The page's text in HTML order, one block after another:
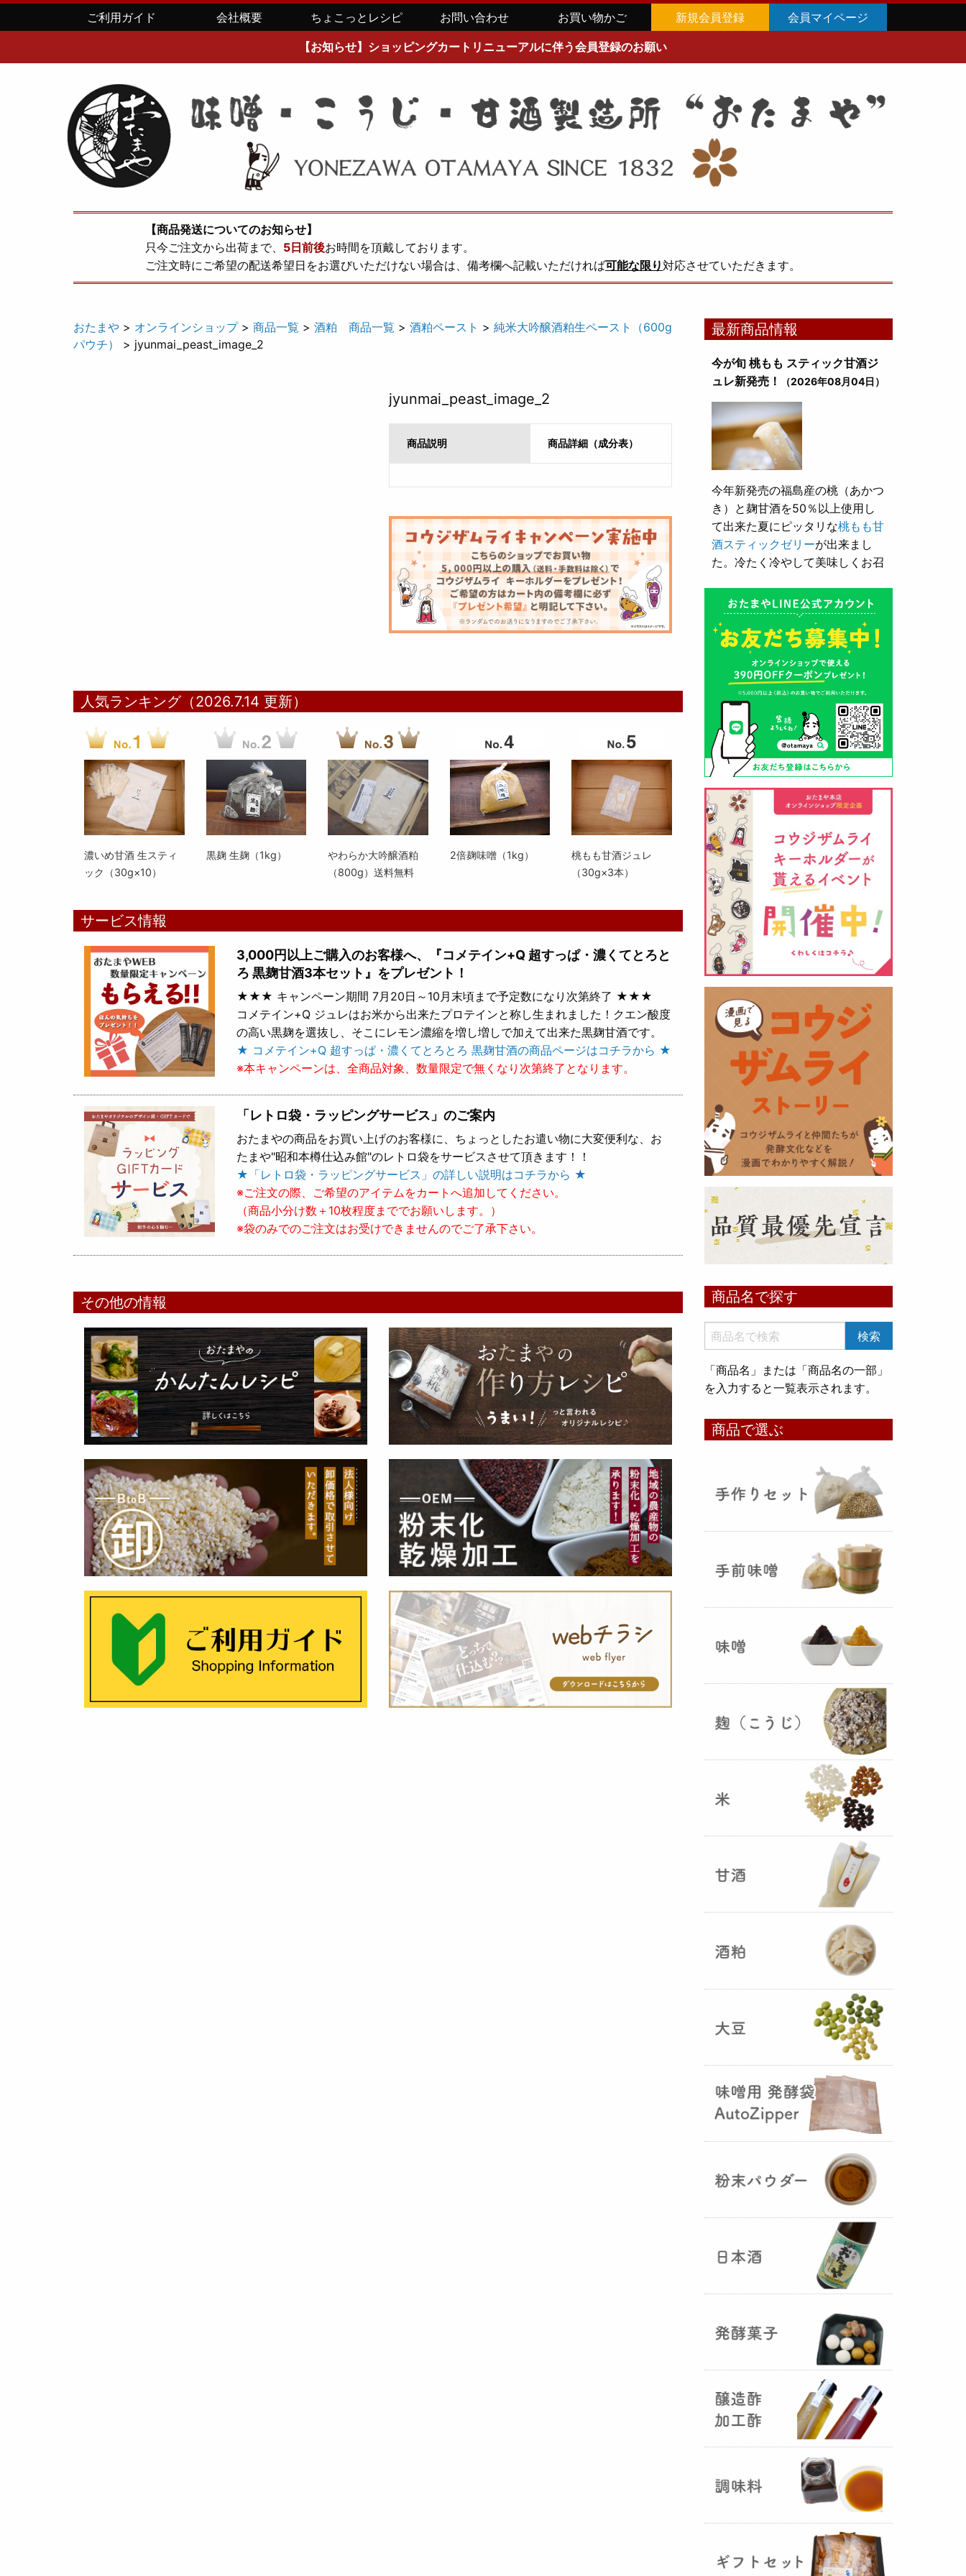
ご利用ガイド 会社概要 ちょこっとレシピ お問い合わせ お買い物かご 新規会員登録 会員マイページ
【お知らせ】ショッピングカートリニューアルに伴う会員登録のお願い
【商品発送についてのお知らせ】
只今ご注文から出荷まで、 5日前後お時間を頂戴しております。
ご注文時にご希望の配送希望日をお選びいただけない場合は、備考欄へ記載いただければ可能な限り対応させていただきます。
おたまや > オンラインショップ> 商品一覧 > 酒粕 商品一覧 > 酒粕ペースト > 純米大吟醸酒粕生ペースト（600g
パウチ）
> jyunmai_peast_image_2
jyunmai_peast_image_2
商品説明 商品詳細（成分表）
人気ランキング（2026.7.14 更新）
濃いめ甘酒 生スティ
ック（30g×10）
黒麹 生麹（1kg）
やわらか大吟醸酒粕
（800g）送料無料
2倍麹味噌（1kg）
桃もも甘酒ジュレ
（30g×3本）
サービス情報
3,000円以上ご購入のお客様へ、『コメテイン+Q 超すっぱ・濃くてとろと
ろ 黒麹甘酒3本セット』をプレゼント！
★★★ キャンペーン期間 7月20日～10月末頃まで予定数になり次第終了 ★★★
コメテイン+Q ジュレはお米から出来たプロテインと称し生まれました！クエン酸度
の高い黒麹を選抜し、そこにレモン濃縮を増し増しで加えて出来た黒麹甘酒です。
★ コメテイン+Q 超すっぱ・濃くてとろとろ 黒麹甘酒の商品ページはコチラから ★
※本キャンペーンは、全商品対象、数量限定で無くなり次第終了となります。
「レトロ袋・ラッピングサービス」のご案内
おたまやの商品をお買い上げのお客様に、ちょっとしたお遣い物に大変便利な、お
たまや"昭和本樽仕込み館"のレトロ袋をサービスさせて頂きます！！
★「レトロ袋・ラッピングサービス」の詳しい説明はコチラから ★
※ご注文の際、ご希望のアイテムをカートへ追加してください。
（商品小分け数＋10枚程度まででお願いします。）
※袋のみでのご注文はお受けできませんのでご了承下さい。
その他の情報
最新商品情報
今が旬 桃もも スティック甘酒ジ
ュレ新発売！
（2026年08月04日）
今年新発売の福島産の桃（あかつ
き）と麹甘酒を50％以上使用し
て出来た夏にピッタリな桃もも甘
酒スティックゼリーが出来まし
た。冷たく冷やして美味しくお召
とろり漬け込み用酒粕が新発売！
（2026年05月10日）
山形酒蔵の今期新粕を低温でじっ
くりと熟成させて、とろり漬け込
まみをしっかりと引き出して出来
ました。野菜、お魚、お肉等の漬
け込みにどうぞ・・・
クロ黒麹甘酒 スティック新発売
（2026年03月08日）
黒麹の天然クエン酸で運動の為に
最大の機能を発揮出来るよう開発
しました。少しゆるく仕上がりま
したので初回ロット8,000本程度
を訳あり価格で提供します。品質
や栄養価には問題ありませんので
お早めにどうぞ・・・
甘酒 生スティック新発売！
（2025年11月11日）
いめ甘酒 30g』と『オートミー
プをリリース致しました。何処へ
でも持ち運びが出来て、非常に便
利です！
た！（2025年08月12日）
お米5kg貯蔵用アルミ袋が完
成しました！完全オリジナルで特
別な仕様でお米の美味しさをその
ままキープ！酸化防止と長期保存
を可能にしました！
山形さくらんぼ甘酒ゼリー発売
山形のさくらんぼをペーストにし
て、当店の生甘酒と合わせフレッ
シュな酸味の効いたさくらんぼ甘
が出来まし
た。
おたまやジャン 辛味噌発売！
5つの素材だけで出来た辛味
おたまやジャ
』が登場しました！そのままで
も、薬味や調味料を足しても利用
できます。
（2025年02月
国産（熊本産）の大麦に白麹菌を
つけて丁寧に培養して『大麦白
』が完成しました！大麦麹から
の旨みと、白麹から生成される天
然のクエン酸（酸味）が良き製品
を創出してくれることです。塩麹
作りや米麹や大麦麹とブレンドし
ての味噌作りなど、次の食のステ
ージに・・・
R6年 クロ黒麹が出来ました
♪（2025年01月15日）
商品名で探す
「商品名」または「商品名の一部」
を入力すると一覧表示されます。
商品で選ぶ